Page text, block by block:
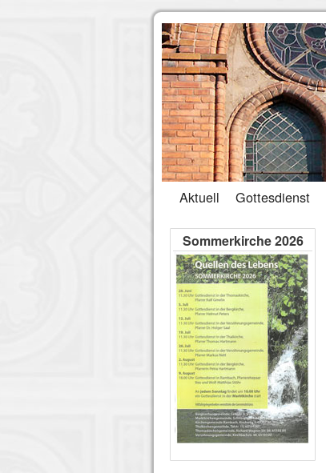
Aktuell Gottesdienst
Sommerkirche 2026